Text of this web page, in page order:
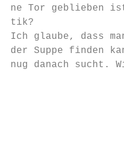
ne Tor geblieben
tik?
Ich glaube, dass
der Suppe finden
nug danach sucht.